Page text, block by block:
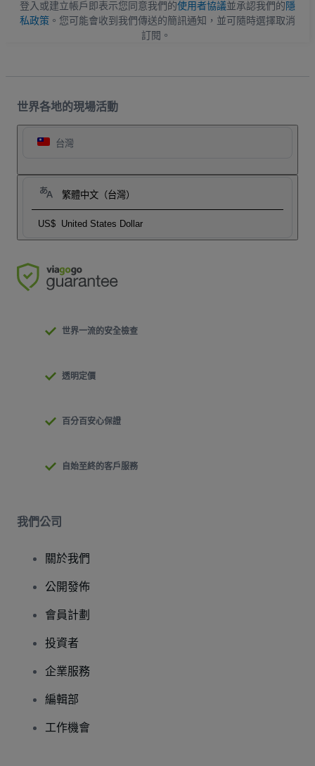
登入或建立帳戶即表示您同意我們的使用者協議並承認我們的隱
私政策 。您可能會收到我們傳送的簡訊通知，並可隨時選擇取消
訂閱。
世界各地的現場活動
台灣
繁體中文（台灣）
US$ United States Dollar
世界一流的安全檢查
透明定價
百分百安心保證
自始至終的客戶服務
我們公司
關於我們
公開發佈
會員計劃
投資者
企業服務
編輯部
工作機會